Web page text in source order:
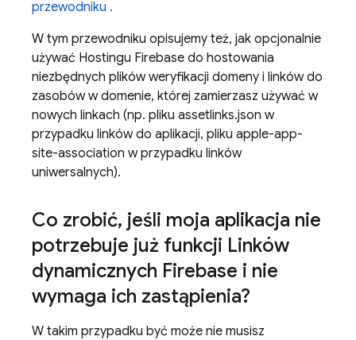
przewodniku .
W tym przewodniku opisujemy też, jak opcjonalnie
używać Hostingu Firebase do hostowania
niezbędnych plików weryfikacji domeny i linków do
zasobów w domenie, której zamierzasz używać w
nowych linkach (np. pliku assetlinks.json w
przypadku linków do aplikacji, pliku apple-app-
site-association w przypadku linków
uniwersalnych).
Co zrobić, jeśli moja aplikacja nie
potrzebuje już funkcji Linków
dynamicznych Firebase i nie
wymaga ich zastąpienia?
W takim przypadku być może nie musisz